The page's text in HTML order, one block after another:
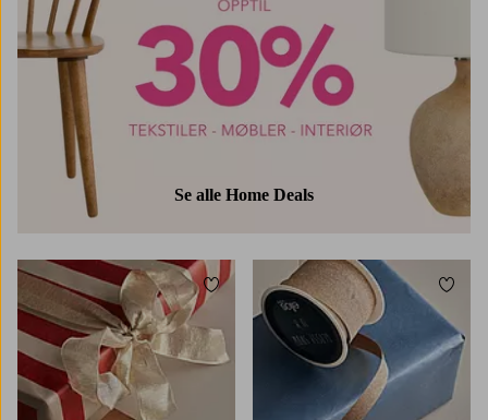
Se alle Home Deals
Legg til favoritter